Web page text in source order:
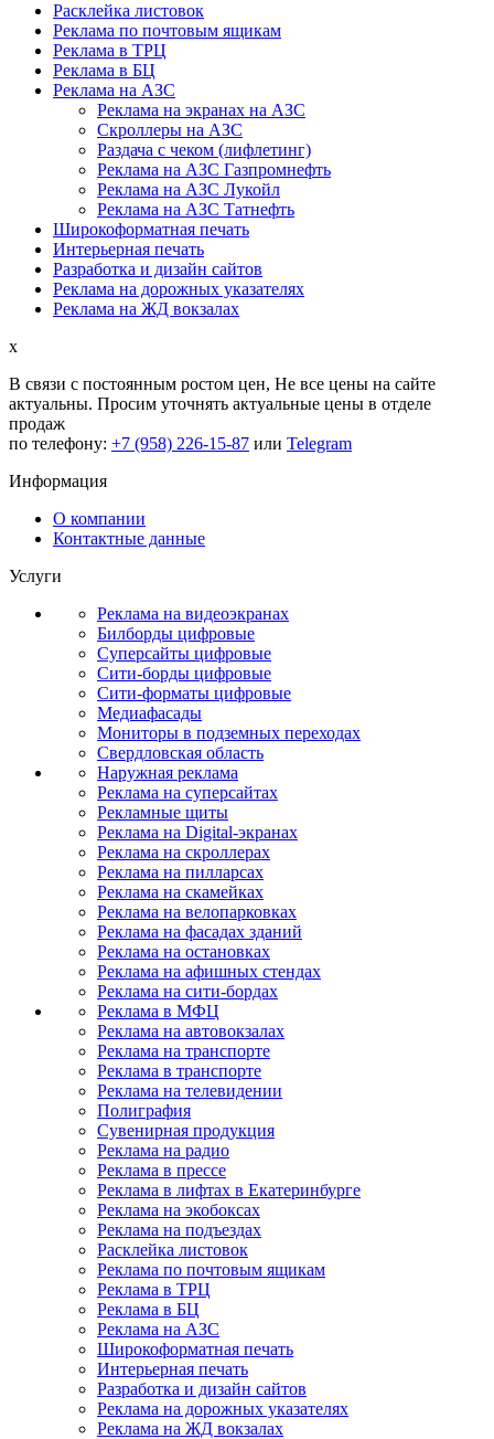
Расклейка листовок
Реклама по почтовым ящикам
Реклама в ТРЦ
Реклама в БЦ
Реклама на АЗС
Реклама на экранах на АЗС
Скроллеры на АЗС
Раздача с чеком (лифлетинг)
Реклама на АЗС Газпромнефть
Реклама на АЗС Лукойл
Реклама на АЗС Татнефть
Широкоформатная печать
Интерьерная печать
Разработка и дизайн сайтов
Реклама на дорожных указателях
Реклама на ЖД вокзалах
x
В связи с постоянным ростом цен, Не все цены на сайте
актуальны. Просим уточнять актуальные цены в отделе
продаж
по телефону: +7 (958) 226-15-87 или Telegram
Информация
О компании
Контактные данные
Услуги
Реклама на видеоэкранах
Билборды цифровые
Суперсайты цифровые
Сити-борды цифровые
Сити-форматы цифровые
Медиафасады
Мониторы в подземных переходах
Свердловская область
Наружная реклама
Реклама на суперсайтах
Рекламные щиты
Реклама на Digital-экранах
Реклама на скроллерах
Реклама на пилларсах
Реклама на скамейках
Реклама на велопарковках
Реклама на фасадах зданий
Реклама на остановках
Реклама на афишных стендах
Реклама на сити-бордах
Реклама в МФЦ
Реклама на автовокзалах
Реклама на транспорте
Реклама в транспорте
Реклама на телевидении
Полиграфия
Сувенирная продукция
Реклама на радио
Реклама в прессе
Реклама в лифтах в Екатеринбурге
Реклама на экобоксах
Реклама на подъездах
Расклейка листовок
Реклама по почтовым ящикам
Реклама в ТРЦ
Реклама в БЦ
Реклама на АЗС
Широкоформатная печать
Интерьерная печать
Разработка и дизайн сайтов
Реклама на дорожных указателях
Реклама на ЖД вокзалах